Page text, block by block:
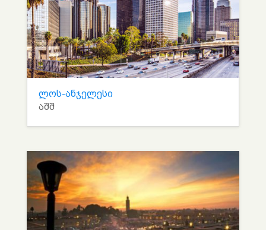
ლოს-ანჯელესი
აშშ